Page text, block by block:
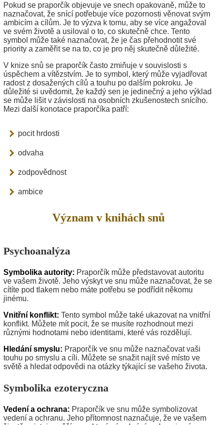
Pokud se praporčík objevuje ve snech opakovaně, může to
naznačovat, že snící potřebuje více pozornosti věnovat svým
ambicím a cílům. Je to výzva k tomu, aby se více angažoval
ve svém životě a usiloval o to, co skutečně chce. Tento
symbol může také naznačovat, že je čas přehodnotit své
priority a zaměřit se na to, co je pro něj skutečně důležité.
V knize snů se praporčík často zmiňuje v souvislosti s
úspěchem a vítězstvím. Je to symbol, který může vyjadřovat
radost z dosažených cílů a touhu po dalším pokroku. Je
důležité si uvědomit, že každý sen je jedinečný a jeho výklad
se může lišit v závislosti na osobních zkušenostech snícího.
Mezi další konotace praporčíka patří:
pocit hrdosti
odvaha
zodpovědnost
ambice
Význam v knihách snů
Psychoanalýza
Symbolika autority: Praporčík může představovat autoritu
ve vašem životě. Jeho výskyt ve snu může naznačovat, že se
cítíte pod tlakem nebo máte potřebu se podřídit někomu
jinému.
Vnitřní konflikt: Tento symbol může také ukazovat na vnitřní
konflikt. Můžete mít pocit, že se musíte rozhodnout mezi
různými hodnotami nebo identitami, které vás rozdělují.
Hledání smyslu: Praporčík ve snu může naznačovat vaši
touhu po smyslu a cíli. Můžete se snažit najít své místo ve
světě a hledat odpovědi na otázky týkající se vašeho života.
Symbolika ezoteryczna
Vedení a ochrana: Praporčík ve snu může symbolizovat
vedení a ochranu. Jeho přítomnost naznačuje, že ve vašem